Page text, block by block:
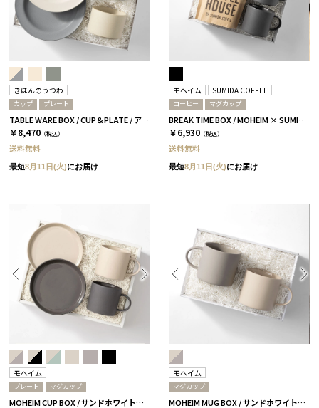
きほんのうつわ
カップ プレート
TABLE WARE BOX / CUP＆PLATE / アイボリー＆グレー［きほんのうつわ］
￥8,470 （税込）
送料無料
最短8月11日(火)にお届け
モヘイム SUMIDA COFFEE
コーヒー マグカップ
BREAK TIME BOX / MOHEIM × SUMIDA COFFEE / ブラック
￥6,930 （税込）
送料無料
最短8月11日(火)にお届け
モヘイム
プレート マグカップ
MOHEIM CUP BOX / サンドホワイト＆ブラック［モヘイム］
モヘイム
マグカップ
MOHEIM MUG BOX / サンドホワイト＆グレー［モヘイム］